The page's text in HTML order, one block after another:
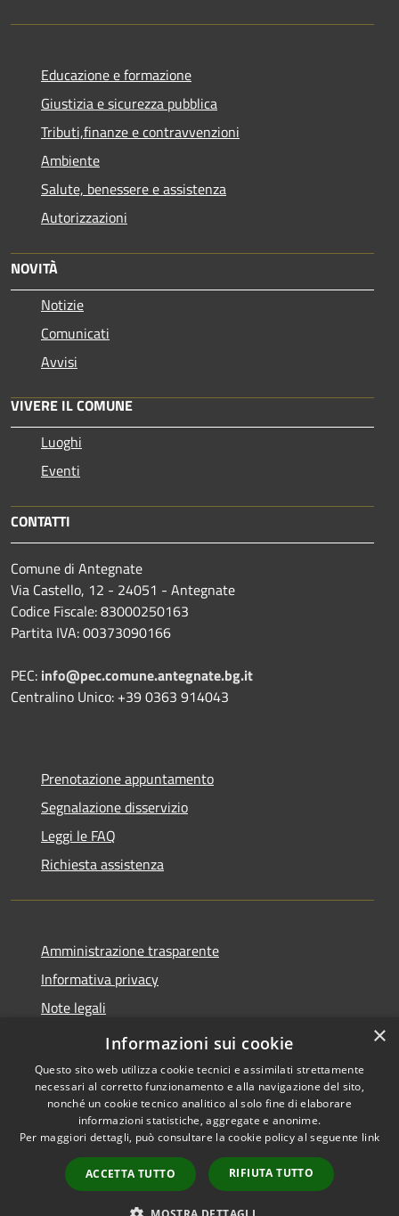
Educazione e formazione
Giustizia e sicurezza pubblica
Tributi,finanze e contravvenzioni
Ambiente
Salute, benessere e assistenza
Autorizzazioni
NOVITÀ
Notizie
Comunicati
Avvisi
VIVERE IL COMUNE
Luoghi
Eventi
CONTATTI
Comune di Antegnate
Via Castello, 12 - 24051 - Antegnate
Codice Fiscale: 83000250163
Partita IVA: 00373090166
PEC: info@pec.comune.antegnate.bg.it
Centralino Unico: +39 0363 914043
Prenotazione appuntamento
Segnalazione disservizio
Leggi le FAQ
Richiesta assistenza
Amministrazione trasparente
Informativa privacy
Note legali
Dichiarazione di accessibilità
Accessibilità
Copyright © 2026 • Comune di
Antegnate • Powered by
Municipium•
Accesso
redazione
×
Informazioni sui cookie
Questo sito web utilizza cookie tecnici e assimilati strettamente
necessari al corretto funzionamento e alla navigazione del sito,
nonché un cookie tecnico analitico al solo fine di elaborare
informazioni statistiche, aggregate e anonime.
Per maggiori dettagli, può consultare la cookie policy al seguente link
ACCETTA TUTTO RIFIUTA TUTTO